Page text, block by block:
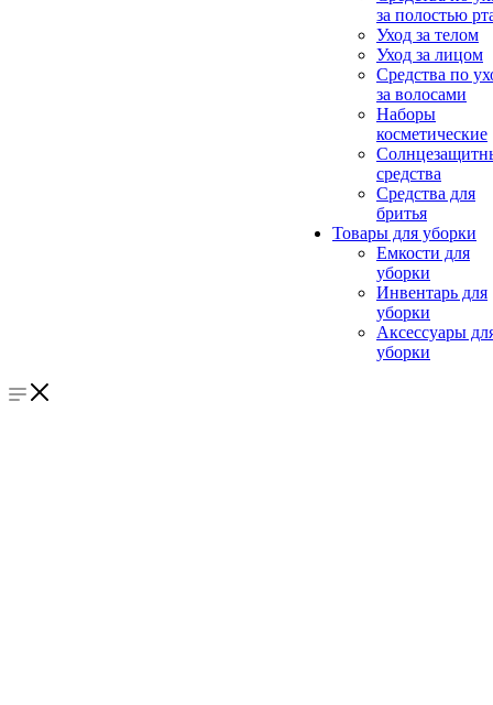
за полостью
Уход за телом
Уход за лицом
Средства по
за волосами
Наборы
косметические
средства
Средства для
бритья
Товары для уборки
Емкости для
уборки
Инвентарь для
уборки
Аксессуары
уборки